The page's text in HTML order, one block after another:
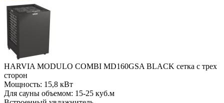
HARVIA MODULO COMBI MD160GSA BLACK сетка с трех
сторон
Мощность: 15,8 кВт
Для сауны объемом: 15-25 куб.м